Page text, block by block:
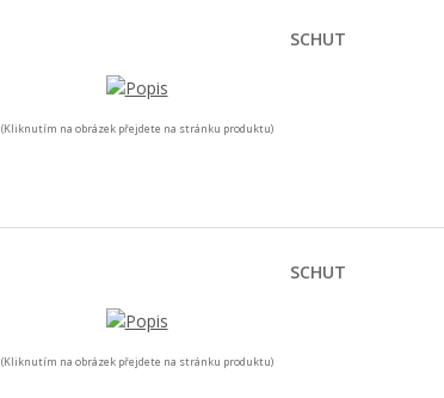
SCHUT
(Kliknutím na obrázek přejdete na stránku produktu)
SCHUT
(Kliknutím na obrázek přejdete na stránku produktu)